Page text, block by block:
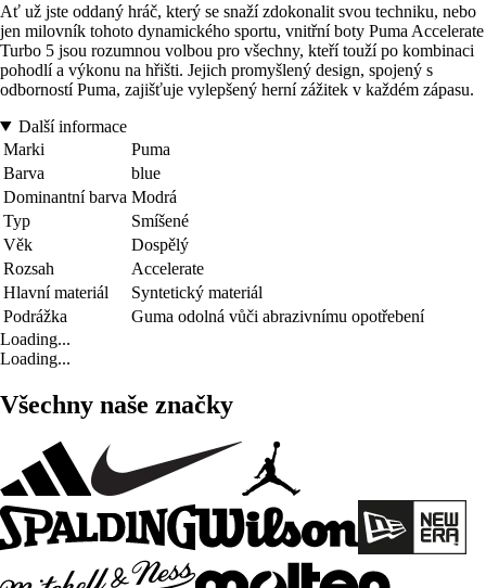
Ať už jste oddaný hráč, který se snaží zdokonalit svou techniku, nebo
jen milovník tohoto dynamického sportu, vnitřní boty Puma Accelerate
Turbo 5 jsou rozumnou volbou pro všechny, kteří touží po kombinaci
pohodlí a výkonu na hřišti. Jejich promyšlený design, spojený s
odborností Puma, zajišťuje vylepšený herní zážitek v každém zápasu.
Další informace
Marki
Puma
Barva
blue
Dominantní barva Modrá
Typ
Smíšené
Věk
Dospělý
Rozsah
Accelerate
Hlavní materiál
Syntetický materiál
Podrážka
Guma odolná vůči abrazivnímu opotřebení
Loading...
Loading...
Všechny naše značky